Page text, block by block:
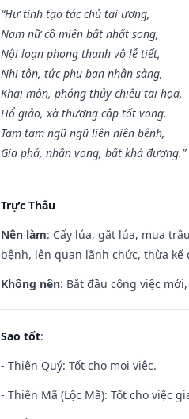
“Hư tinh tạo tác chủ tai ương,
Nam nữ cô miên bất nhất song,
Nội loạn phong thanh vô lễ tiết,
Nhi tôn, tức phụ bạn nhân sàng,
Khai môn, phóng thủy chiêu tai họa,
Hổ giảo, xà thương cập tốt vong.
Tam tam ngũ ngũ liên niên bệnh,
Gia phá, nhân vong, bất khả đương.”
Trực Thâu
Nên làm: Cấy lúa, gặt lúa, mua
bệnh, lên quan lãnh chức, thừa
Không nên: Bắt đầu công việc
Sao tốt:
- Thiên Quý: Tốt cho mọi việc.
- Thiên Mã (Lộc Mã): Tốt cho việc